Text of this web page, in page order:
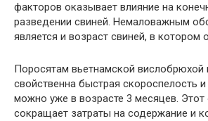
факторов оказывает влияние на
разведении свиней. Немаловажным
является и возраст свиней, в котором
Поросятам вьетнамской
свойственна быстрая скороспелость и
можно уже в возрасте 3 месяцев. Этот
сокращает затраты на содержание и